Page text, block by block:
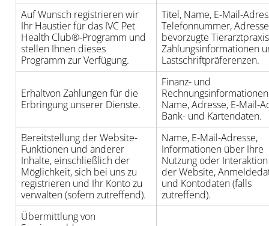
Auf Wunsch registrieren wir
Ihr Haustier für das IVC Pet
Health Club®-Programm und
stellen Ihnen dieses
Programm zur Verfügung.
Titel, Name, E-Mail-
Telefonnummer,
bevorzugte
Zahlungsinformationen
Lastschriftpräferenzen.
Erhaltvon Zahlungen für die
Erbringung unserer Dienste.
Finanz- und
Name, Adresse, E-Mail-
Bank- und Kartendaten.
Bereitstellung der Website-
Funktionen und anderer
Inhalte, einschließlich der
Möglichkeit, sich bei uns zu
registrieren und Ihr Konto zu
verwalten (sofern zutreffend).
Name, E-Mail-Adresse,
Informationen über Ihre
Nutzung oder
der Website,
und Kontodaten (falls
zutreffend).
Übermittlung von